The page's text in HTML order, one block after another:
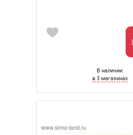
В наличии:
в 3 магазинах